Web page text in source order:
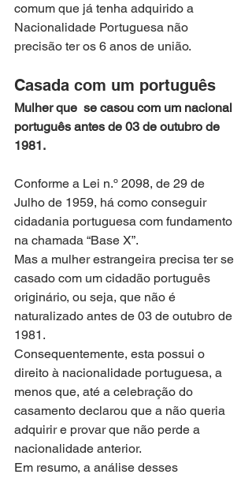
comum que já tenha adquirido a
Nacionalidade Portuguesa não
precisão ter os 6 anos de união.
Casada com um português
Mulher que  se casou com um nacional
português antes de 03 de outubro de
1981.
Conforme a Lei n.º 2098, de 29 de
Julho de 1959, há como conseguir
cidadania portuguesa com fundamento
na chamada “Base X”.
Mas a mulher estrangeira precisa ter se
casado com um cidadão português
originário, ou seja, que não é
naturalizado antes de 03 de outubro de
1981.
Consequentemente, esta possui o
direito à nacionalidade portuguesa, a
menos que, até a celebração do
casamento declarou que a não queria
adquirir e provar que não perde a
nacionalidade anterior.
Em resumo, a análise desses